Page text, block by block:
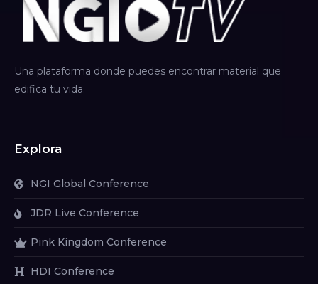
Una plataforma donde puedes encontrar material que
edifica tu vida.
Explora
NGI Global Conference
JDR Live Conference
Pink Kingdom Conference
HDI Conference